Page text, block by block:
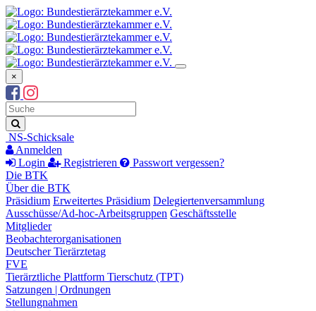
×
Suchbegriff
Suche
NS-Schicksale
Anmelden
Login
Registrieren
Passwort vergessen?
Die BTK
Über die BTK
Präsidium Erweitertes Präsidium Delegiertenversammlung
Ausschüsse/Ad-hoc-Arbeitsgruppen Geschäftsstelle
Mitglieder
Beobachterorganisationen
Deutscher Tierärztetag
FVE
Tierärztliche Plattform Tierschutz (TPT)
Satzungen | Ordnungen
Stellungnahmen